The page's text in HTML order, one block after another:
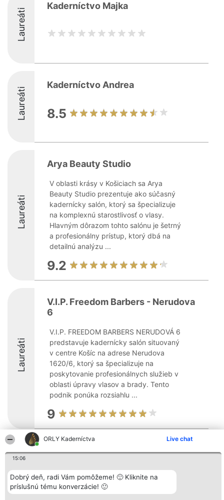
ORLY Kaderníctva Live chat
15:06
Dobrý deň, radi Vám pomôžeme! 🙂 Kliknite na
príslušnú tému konverzácie! 🙂
Laureáti
Kaderníctvo Majka
Laureáti
Kaderníctvo Andrea
8.5
Laureáti
Arya Beauty Studio
V oblasti krásy v Košiciach sa Arya
Beauty Studio prezentuje ako súčasný
kadernícky salón, ktorý sa špecializuje
na komplexnú starostlivosť o vlasy.
Hlavným dôrazom tohto salónu je šetrný
a profesionálny prístup, ktorý dbá na
detailnú analýzu ...
9.2
Laureáti
V.I.P. Freedom Barbers - Nerudova
6
V.I.P. FREEDOM BARBERS NERUDOVÁ 6
predstavuje kadernícky salón situovaný
v centre Košíc na adrese Nerudova
1620/6, ktorý sa špecializuje na
poskytovanie profesionálnych služieb v
oblasti úpravy vlasov a brady. Tento
podnik ponúka rozsiahlu ...
9
Organizátor hodnotenia
Bright Side Solutions sp. z o.
ul. Ruska 22
Wrocław 50-079
KRS 0000749100 | Regon
381313360 | NIP 8943132676
Laureáti
wszystkich
Laureatów
Podmienky
Obchodné
Kontakt